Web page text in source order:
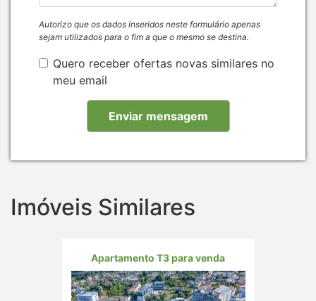
Autorizo que os dados inseridos neste formulário apenas
sejam utilizados para o fim a que o mesmo se destina.
Quero receber ofertas novas similares no
meu email
Imóveis Similares
Apartamento T3 para venda